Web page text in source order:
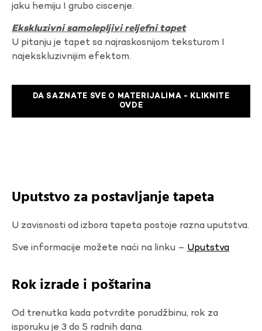
jaku hemiju I grubo ciscenje.
Ekskluzivni samolepljivi reljefni tapet
U pitanju je tapet sa najraskosnijom teksturom I
najekskluzivnijim efektom.
DA SAZNATE SVE O MATERIJALIMA - KLIKNITE
OVDE
Uputstvo za postavljanje tapeta
U zavisnosti od izbora tapeta postoje razna uputstva.
Sve informacije možete naći na linku – Uputstva
Rok izrade i poštarina
Od trenutka kada potvrdite porudžbinu, rok za
isporuku je 3 do 5 radnih dana.